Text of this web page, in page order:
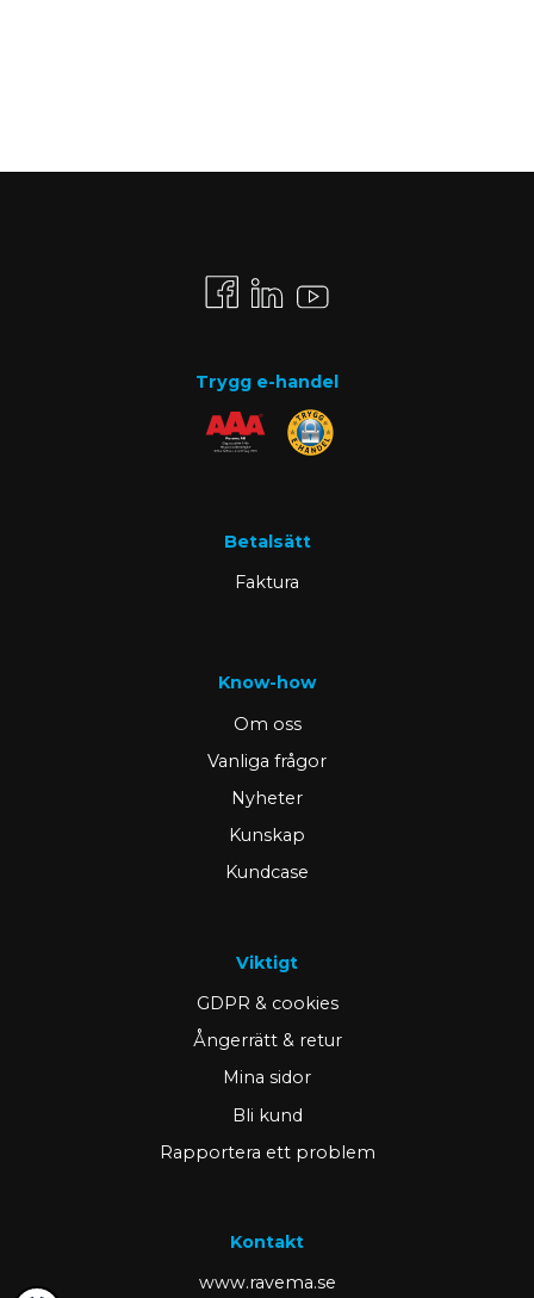
Trygg e-handel
Betalsätt
Faktura
Know-how
Om oss
Vanliga frågor
Nyheter
Kunskap
Kundcase
Viktigt
GDPR & cookies
Ångerrätt & retur
Mina sidor
Bli kund
Rapportera ett problem
Kontakt
www.ravema.se